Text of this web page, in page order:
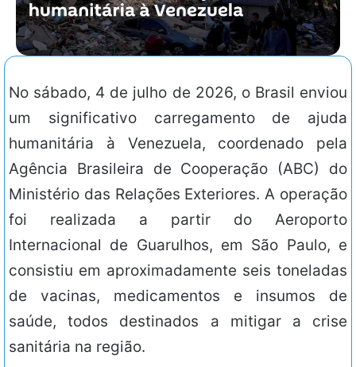
No sábado, 4 de julho de 2026, o Brasil enviou
um significativo carregamento de ajuda
humanitária à Venezuela, coordenado pela
Agência Brasileira de Cooperação (ABC) do
Ministério das Relações Exteriores. A operação
foi realizada a partir do Aeroporto
Internacional de Guarulhos, em São Paulo, e
consistiu em aproximadamente seis toneladas
de vacinas, medicamentos e insumos de
saúde, todos destinados a mitigar a crise
sanitária na região.